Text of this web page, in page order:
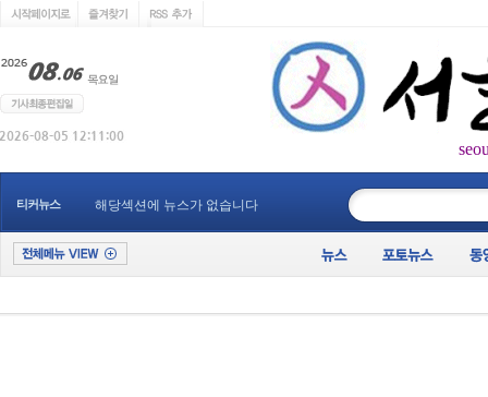
티커뉴스 해당섹션에 뉴스가 없습니다